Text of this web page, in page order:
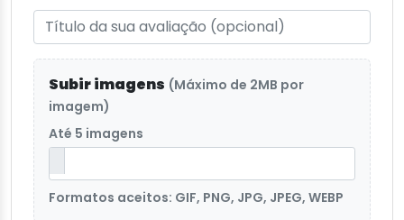
Subir imagens (Máximo de 2MB por
imagem)
Até 5 imagens
Formatos aceitos: GIF, PNG, JPG, JPEG, WEBP